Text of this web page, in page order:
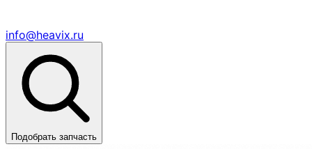
info@heavix.ru
Подобрать запчасть